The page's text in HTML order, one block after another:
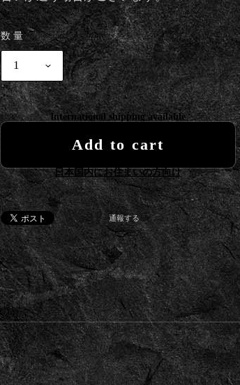
数量
International shipping available
Add to cart
日本国内にお住まいの方向け
通報する